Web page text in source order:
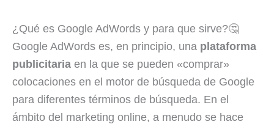
¿Qué es Google AdWords y para que sirve?🤔
Google AdWords es, en principio, una plataforma
publicitaria en la que se pueden «comprar»
colocaciones en el motor de búsqueda de Google
para diferentes términos de búsqueda. En el
ámbito del marketing online, a menudo se hace